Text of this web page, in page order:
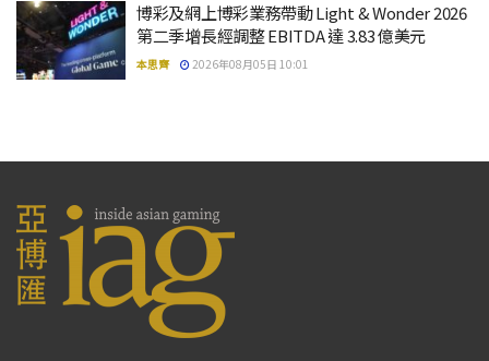
博彩及網上博彩業務帶動 Light & Wonder 2026
第二季增長經調整 EBITDA 達 3.83 億美元
本思齊 2026年08月05日 10:01